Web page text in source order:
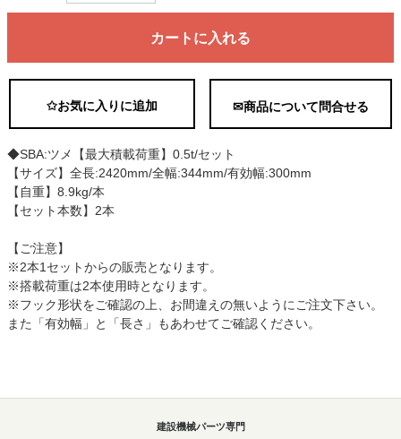
カートに入れる
✩お気に入りに追加 ✉商品について問合せる
◆SBA:ツメ【最大積載荷重】0.5t/セット
【サイズ】全長:2420mm/全幅:344mm/有効幅:300mm
【自重】8.9kg/本
【セット本数】2本
【ご注意】
※2本1セットからの販売となります。
※搭載荷重は2本使用時となります。
※フック形状をご確認の上、お間違えの無いようにご注文下さい。
また「有効幅」と「長さ」もあわせてご確認ください。
建設機械パーツ専門